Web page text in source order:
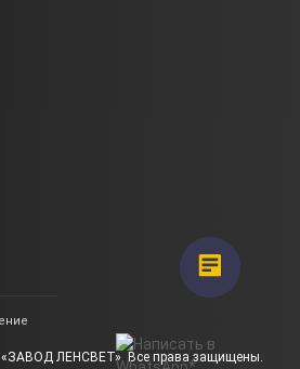
ЛЕНСВЕТ». Все права защищены.